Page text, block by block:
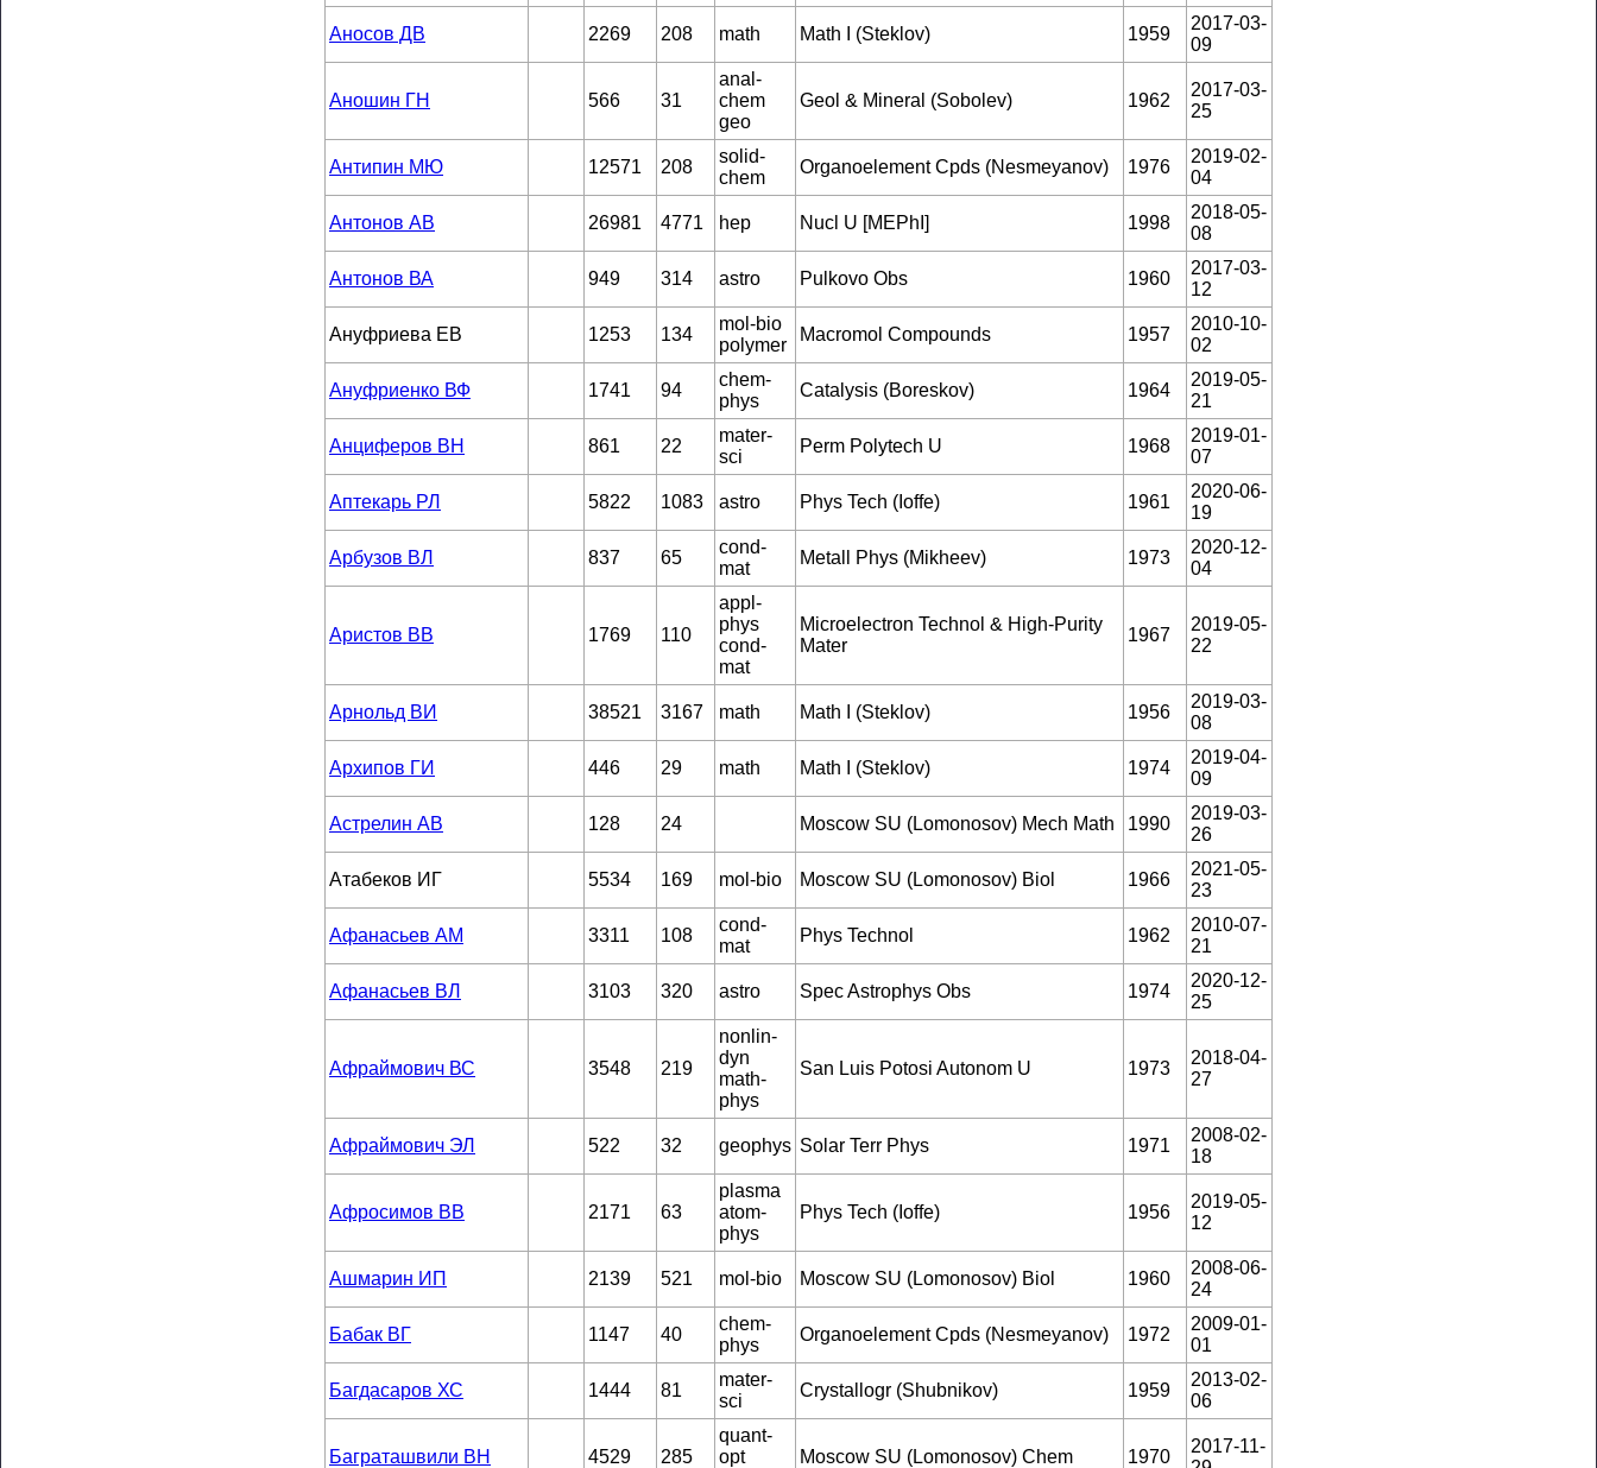
Аносов ДВ 2269 208 math Math I (Steklov) 1959
2017-03-
09
Аношин ГН 566 31
anal-
chem
geo
Geol & Mineral (Sobolev) 1962
2017-03-
25
Антипин МЮ 12571 208
solid-
chem
Organoelement Cpds (Nesmeyanov) 1976
2019-02-
04
Антонов АВ 26981 4771 hep Nucl U [MEPhI] 1998
2018-05-
08
Антонов ВА 949 314 astro Pulkovo Obs 1960
2017-03-
12
Ануфриева ЕВ 1253 134
mol-bio
polymer
Macromol Compounds 1957
2010-10-
02
Ануфриенко ВФ 1741 94
chem-
phys
Catalysis (Boreskov) 1964
2019-05-
21
Анциферов ВН 861 22
mater-
sci
Perm Polytech U 1968
2019-01-
07
Аптекарь РЛ 5822 1083 astro Phys Tech (Ioffe) 1961
2020-06-
19
Арбузов ВЛ 837 65
cond-
mat
Metall Phys (Mikheev) 1973
2020-12-
04
Аристов ВВ 1769 110
appl-
phys
cond-
mat
Microelectron Technol & High-Purity
Mater
1967
2019-05-
22
Арнольд ВИ 38521 3167 math Math I (Steklov) 1956
2019-03-
08
Архипов ГИ 446 29 math Math I (Steklov) 1974
2019-04-
09
Астрелин АВ 128 24 Moscow SU (Lomonosov) Mech Math 1990
2019-03-
26
Атабеков ИГ 5534 169 mol-bio Moscow SU (Lomonosov) Biol 1966
2021-05-
23
Афанасьев АМ 3311 108
cond-
mat
Phys Technol 1962
2010-07-
21
Афанасьев ВЛ 3103 320 astro Spec Astrophys Obs 1974
2020-12-
25
Афраймович ВС 3548 219
nonlin-
dyn
math-
phys
San Luis Potosi Autonom U 1973
2018-04-
27
Афраймович ЭЛ 522 32 geophys Solar Terr Phys 1971
2008-02-
18
Афросимов ВВ 2171 63
plasma
atom-
phys
Phys Tech (Ioffe) 1956
2019-05-
12
Ашмарин ИП 2139 521 mol-bio Moscow SU (Lomonosov) Biol 1960
2008-06-
24
Бабак ВГ 1147 40
chem-
phys
Organoelement Cpds (Nesmeyanov) 1972
2009-01-
01
Багдасаров ХС 1444 81
mater-
sci
Crystallogr (Shubnikov) 1959
2013-02-
06
Баграташвили ВН 4529 285
quant-
opt
Moscow SU (Lomonosov) Chem 1970
2017-11-